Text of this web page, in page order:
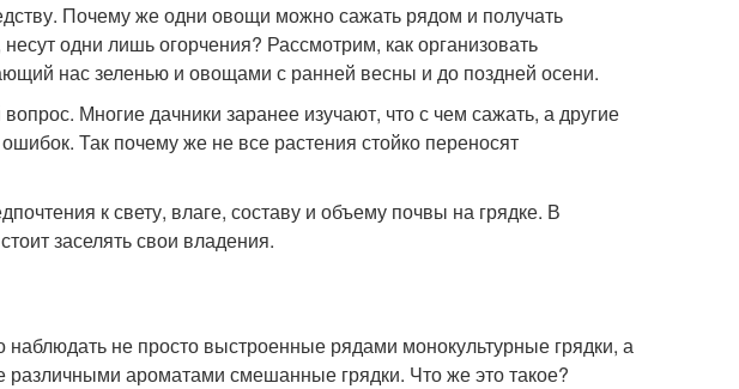
Почему же одни овощи можно сажать рядом и получать
одни лишь огорчения? Рассмотрим, как организовать
нас зеленью и овощами с ранней весны и до поздней осени.
Многие дачники заранее изучают, что с чем сажать, а другие
Так почему же не все растения стойко переносят
к свету, влаге, составу и объему почвы на грядке. В
заселять свои владения.
не просто выстроенные рядами монокультурные грядки, а
ароматами смешанные грядки. Что же это такое?